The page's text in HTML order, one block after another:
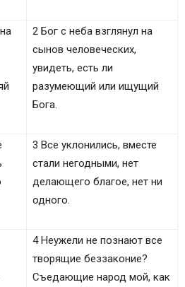
2 Бог с неба взглянул на
сынов человеческих,
увидеть, есть ли
разумеющий или ищущий
Бога.
3 Все уклонились, вместе
стали негодными, нет
делающего благое, нет ни
одного.
4 Неужели не познают все
творящие беззаконие?
Съедающие народ мой, как